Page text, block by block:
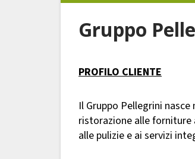
Gruppo
PROFILO CLIENTE
Il Gruppo Pellegrini
ristorazione alle
alle pulizie e ai servizi